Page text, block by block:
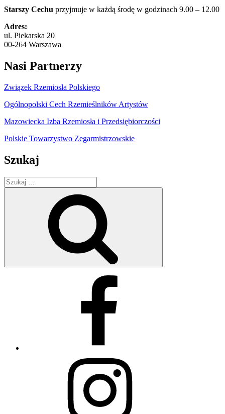
Starszy Cechu przyjmuje w każdą środę w godzinach 9.00 – 12.00
Adres:
ul. Piekarska 20
00-264 Warszawa
Nasi Partnerzy
Związek Rzemiosła Polskiego
Ogólnopolski Cech Rzemieślników Artystów
Mazowiecka Izba Rzemiosła i Przedsiębiorczości
Polskie Towarzystwo Zegarmistrzowskie
Szukaj
Szukaj: